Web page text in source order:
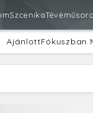
Szcenika
AjánlottFókuszban